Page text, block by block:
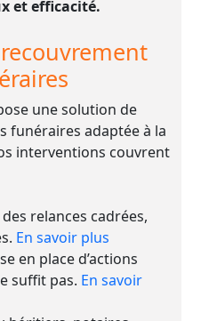
et efficacité.
une solution de
funéraires adaptée à la
interventions couvrent
relances cadrées,
En savoir plus
en place d’actions
suffit pas. En savoir